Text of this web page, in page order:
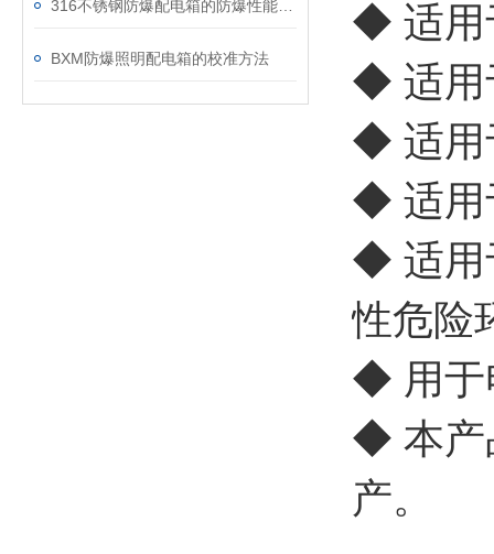
BXM防爆照明配电箱的校准方法
◆ 适用
◆ 适用
◆ 适用
◆ 适用
◆ 适用
性危险
◆ 用于
◆ 本产
产。